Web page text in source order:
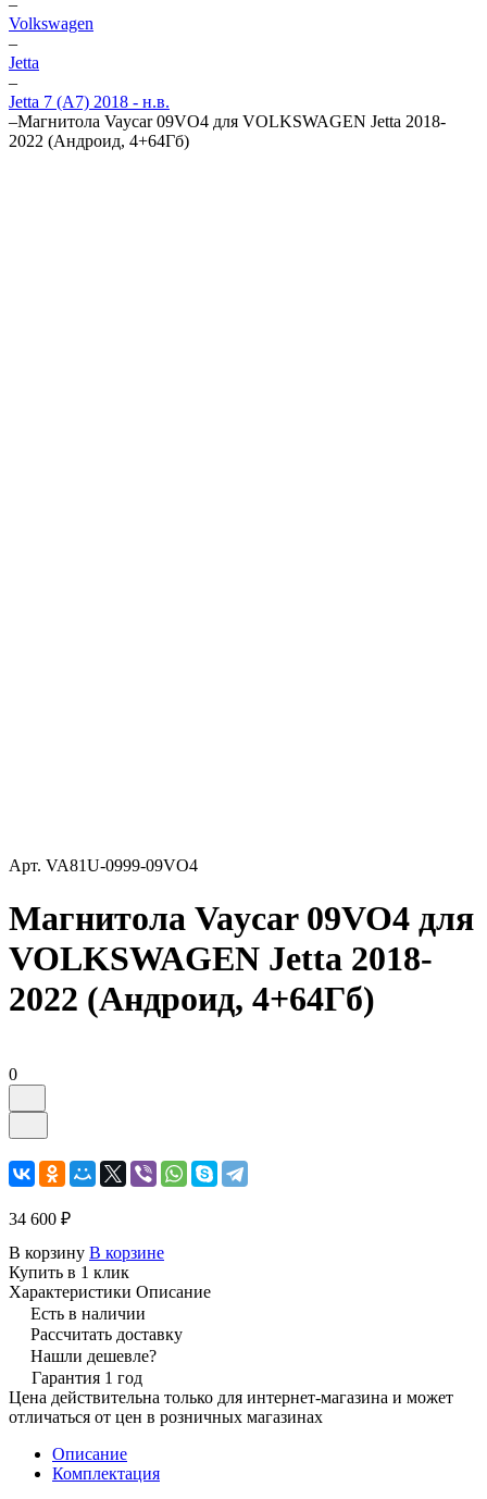
–
Volkswagen
–
Jetta
–
Jetta 7 (A7) 2018 - н.в.
–Магнитола Vaycar 09VO4 для VOLKSWAGEN Jetta 2018-
2022 (Андроид, 4+64Гб)
Арт. VA81U-0999-09VO4
Магнитола Vaycar 09VO4 для
VOLKSWAGEN Jetta 2018-
2022 (Андроид, 4+64Гб)
0
34 600 ₽
В корзину В корзине
Купить в 1 клик
Характеристики Описание
Есть в наличии
Рассчитать доставку
Нашли дешевле?
Гарантия 1 год
Цена действительна только для интернет-магазина и может
отличаться от цен в розничных магазинах
Описание
Комплектация